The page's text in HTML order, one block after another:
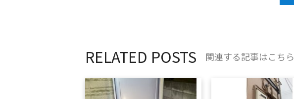
RELATED POSTS 関連する記事はこちら